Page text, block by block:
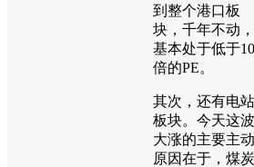
到整个港口板
块，千年不动，
基本处于低于10
倍的PE。
其次，还有电站
板块。今天这波
大涨的主要主动
原因在于，煤炭